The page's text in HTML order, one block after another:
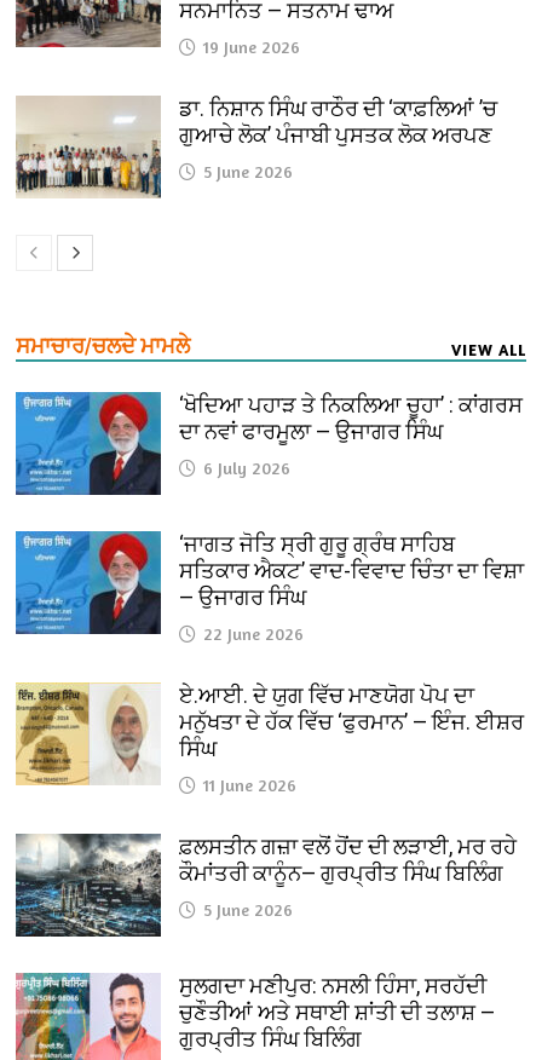
ਸਨਮਾਨਿਤ — ਸਤਨਾਮ ਢਾਅ
19 June 2026
ਡਾ. ਨਿਸ਼ਾਨ ਸਿੰਘ ਰਾਠੌਰ ਦੀ ‘ਕਾਫ਼ਲਿਆਂ ’ਚ
ਗੁਆਚੇ ਲੋਕ’ ਪੰਜਾਬੀ ਪੁਸਤਕ ਲੋਕ ਅਰਪਣ
5 June 2026
ਸਮਾਚਾਰ/ਚਲਦੇ ਮਾਮਲੇ VIEW ALL
‘ਖੋਦਿਆ ਪਹਾੜ ਤੇ ਨਿਕਲਿਆ ਚੂਹਾ’ : ਕਾਂਗਰਸ
ਦਾ ਨਵਾਂ ਫਾਰਮੂਲਾ — ਉਜਾਗਰ ਸਿੰਘ
6 July 2026
‘ਜਾਗਤ ਜੋਤਿ ਸ੍ਰੀ ਗੁਰੂ ਗ੍ਰੰਥ ਸਾਹਿਬ
ਸਤਿਕਾਰ ਐਕਟ’ ਵਾਦ-ਵਿਵਾਦ ਚਿੰਤਾ ਦਾ ਵਿਸ਼ਾ
— ਉਜਾਗਰ ਸਿੰਘ
22 June 2026
ਏ.ਆਈ. ਦੇ ਯੁਗ ਵਿੱਚ ਮਾਣਯੋਗ ਪੋਪ ਦਾ
ਮਨੁੱਖਤਾ ਦੇ ਹੱਕ ਵਿੱਚ ‘ਫੁਰਮਾਨ’ — ਇੰਜ. ਈਸ਼ਰ
ਸਿੰਘ
11 June 2026
ਫ਼ਲਸਤੀਨ ਗਜ਼ਾ ਵਲੋਂ ਹੋਂਦ ਦੀ ਲੜਾਈ, ਮਰ ਰਹੇ
ਕੌਮਾਂਤਰੀ ਕਾਨੂੰਨ— ਗੁਰਪ੍ਰੀਤ ਸਿੰਘ ਬਿਲਿੰਗ
5 June 2026
ਸੁਲਗਦਾ ਮਣੀਪੁਰ: ਨਸਲੀ ਹਿੰਸਾ, ਸਰਹੱਦੀ
ਚੁਣੌਤੀਆਂ ਅਤੇ ਸਥਾਈ ਸ਼ਾਂਤੀ ਦੀ ਤਲਾਸ਼ —
ਗੁਰਪ੍ਰੀਤ ਸਿੰਘ ਬਿਲਿੰਗ